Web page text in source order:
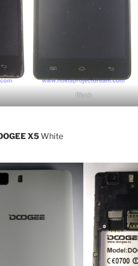
Black
X5White